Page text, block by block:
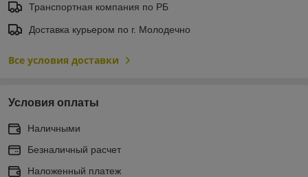
Транспортная компания по РБ
Доставка курьером по г. Молодечно
Все условия доставки
Условия оплаты
Наличными
Безналичный расчет
Наложенный платеж